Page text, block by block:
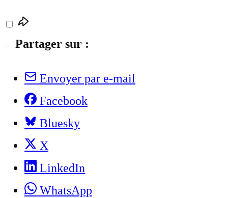
Partager sur :
Envoyer par e-mail
Facebook
Bluesky
X
LinkedIn
WhatsApp